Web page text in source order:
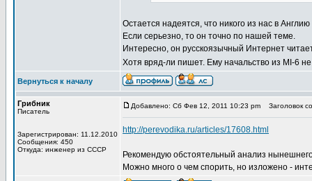
Остается надеятся, что никого из нас в
Если серьезно, то он точно по нашей теме.
Интересно, он русскоязычный Интернет
Хотя вряд-ли пишет. Ему начальство из MI-6
Вернуться к началу
Грибник
Писатель
Зарегистрирован: 11.12.2010
Сообщения: 450
Откуда: инженер из СССР
Добавлено: Сб Фев 12, 2011 10:23 pm Заголовок
http://perevodika.ru/articles/17608.html
Рекомендую обстоятельный анализ
Можно много о чем спорить, но изложено -